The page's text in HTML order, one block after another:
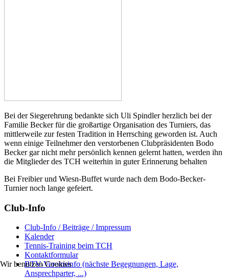
Bei der Siegerehrung bedankte sich Uli Spindler herzlich bei der
Familie Becker für die großartige Organisation des Turniers, das
mittlerweile zur festen Tradition in Herrsching geworden ist. Auch
wenn einige Teilnehmer den verstorbenen Clubpräsidenten Bodo
Becker gar nicht mehr persönlich kennen gelernt hatten, werden ihn
die Mitglieder des TCH weiterhin in guter Erinnerung behalten
Bei Freibier und Wiesn-Buffet wurde nach dem Bodo-Becker-
Turnier noch lange gefeiert.
Club-Info
Club-Info / Beiträge / Impressum
Kalender
Tennis-Training beim TCH
Kontaktformular
BTV-Vereinsinfo (nächste Begegnungen, Lage,
Ansprechparter, ...)
Wir benutzen Cookies